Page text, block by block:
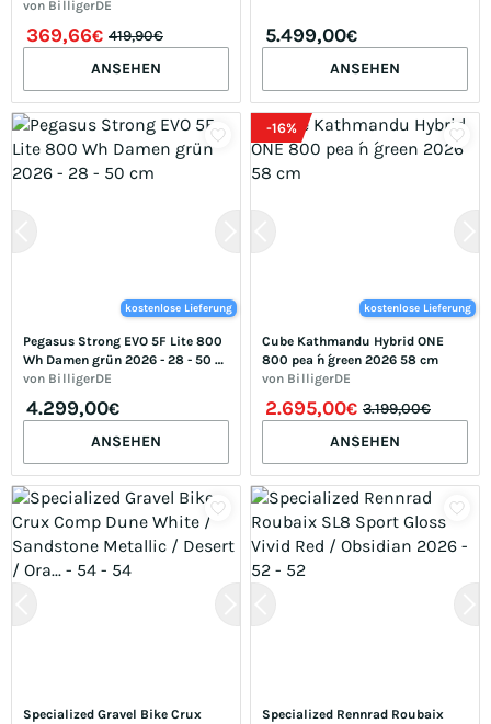
Zoll (69,85cm), für Damen und
von BilligerDE
369,66€ 419,90€
ANSEHEN
5.499,00€
ANSEHEN
kostenlose Lieferung
Pegasus Strong EVO 5F Lite 800
Wh Damen grün 2026 - 28 - 50
cm
von BilligerDE
4.299,00€
ANSEHEN
-16%
kostenlose Lieferung
Cube Kathmandu Hybrid ONE
800 pea ́n ́green 2026 58 cm
von BilligerDE
2.695,00€ 3.199,00€
ANSEHEN
Specialized Gravel Bike Crux
Specialized Rennrad Roubaix